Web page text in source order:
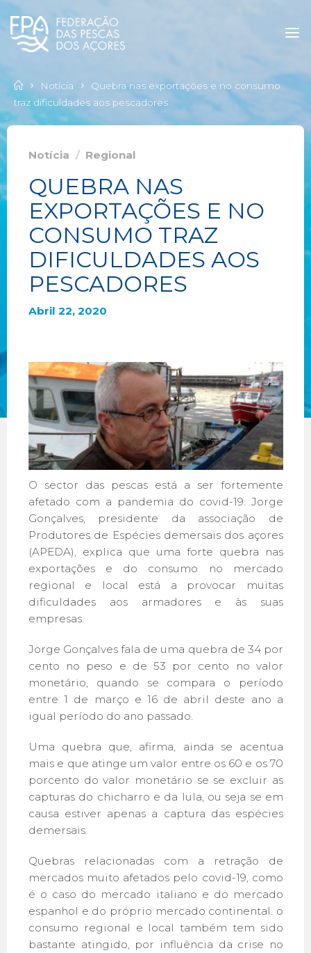
Notícia
Quebra nas exportações e no consumo
traz dificuldades aos pescadores
Notícia / Regional
QUEBRA NAS
EXPORTAÇÕES E NO
CONSUMO TRAZ
DIFICULDADES AOS
PESCADORES
Abril 22, 2020
O sector das pescas está a ser fortemente
afetado com a pandemia do covid-19. Jorge
Gonçalves, presidente da associação de
Produtores de Espécies demersais dos açores
(APEDA), explica que uma forte quebra nas
exportações e do consumo no mercado
regional e local está a provocar muitas
dificuldades aos armadores e às suas
empresas.
Jorge Gonçalves fala de uma quebra de 34 por
cento no peso e de 53 por cento no valor
monetário, quando se compara o período
entre 1 de março e 16 de abril deste ano a
igual período do ano passado.
Uma quebra que, afirma, ainda se acentua
mais e que atinge um valor entre os 60 e os 70
porcento do valor monetário se se excluir as
capturas do chicharro e da lula, ou seja se em
causa estiver apenas a captura das espécies
demersais.
Quebras relacionadas com a retração de
mercados muito afetados pelo covid-19, como
é o caso do mercado italiano e do mercado
espanhol e do próprio mercado continental. o
consumo regional e local também tem sido
bastante atingido, por influência da crise no